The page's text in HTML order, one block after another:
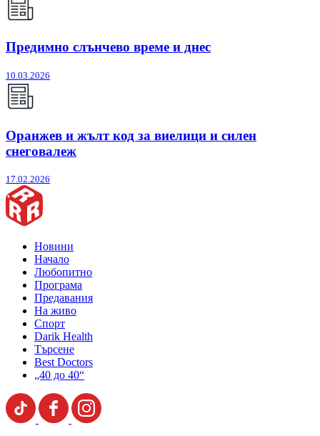
Предимно слънчево време и днес
10.03.2026
Оранжев и жълт код за виелици и силен
снеговалеж
17.02.2026
Новини
Начало
Любопитно
Програма
Предавания
На живо
Спорт
Darik Health
Търсене
Best Doctors
„40 до 40“